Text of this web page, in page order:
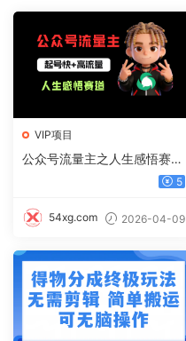
VIP项目
公众号流量主之人生感悟赛
道，起号快+高流量，单日阅5
54xg.com 2026-04-09